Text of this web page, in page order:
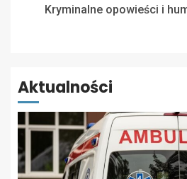
Kryminalne opowieści i
Aktualności